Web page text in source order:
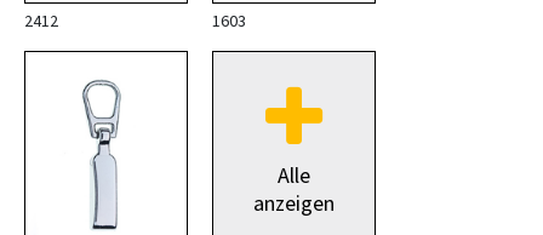
2412 1603
Alle
anzeigen